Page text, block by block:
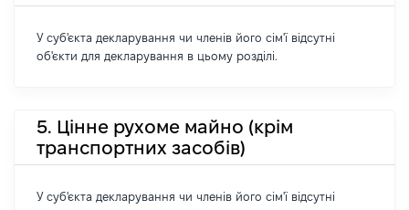
У суб'єкта декларування чи членів його сім'ї відсутні
об'єкти для декларування в цьому розділі.
5. Цінне рухоме майно (крім
транспортних засобів)
У суб'єкта декларування чи членів його сім'ї відсутні